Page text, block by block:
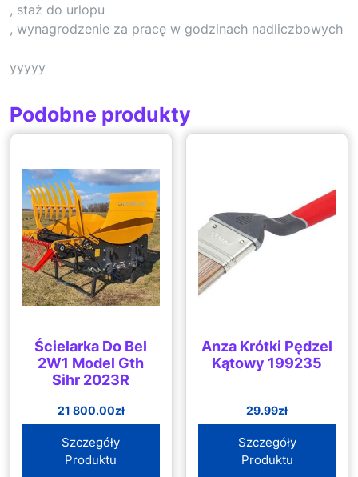
, staż do urlopu
, wynagrodzenie za pracę w godzinach nadliczbowych
yyyyy
Podobne produkty
Ścielarka Do Bel
2W1 Model Gth
Sihr 2023R
21 800.00zł
Szczegóły
Produktu
Anza Krótki Pędzel
Kątowy 199235
29.99zł
Szczegóły
Produktu